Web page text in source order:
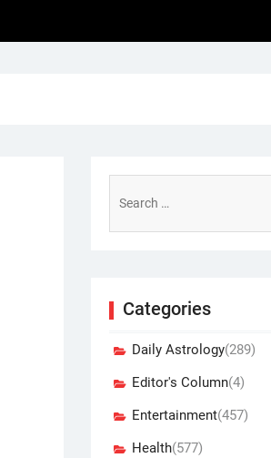
for:
Categories
Daily Astrology(289)
Editor's Column(4)
Entertainment(457)
Health(577)